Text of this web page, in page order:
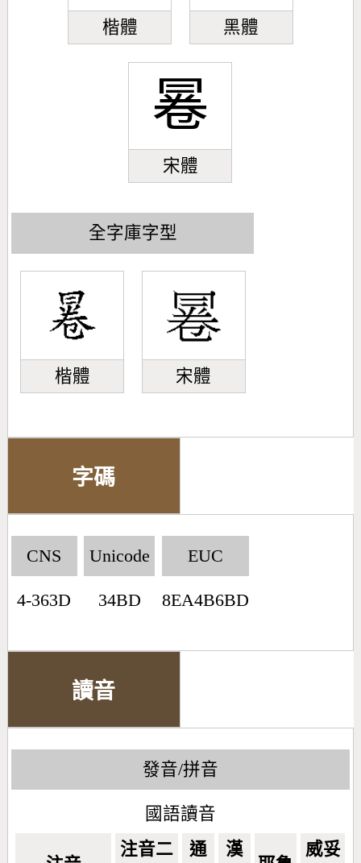
楷體 黑體
㒽
宋體
全字庫字型
楷體 宋體
字碼
CNS
4-363D
Unicode
34BD
EUC
8EA4B6BD
讀音
發音/拼音
國語讀音
注音二 通 漢 威妥